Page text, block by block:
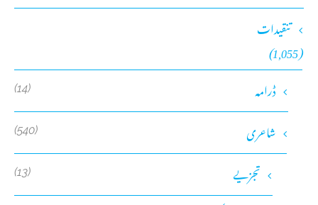
تنقیدات
(1,055)
ڈرامہ
(14)
شاعری (540)
تجزیے (13)